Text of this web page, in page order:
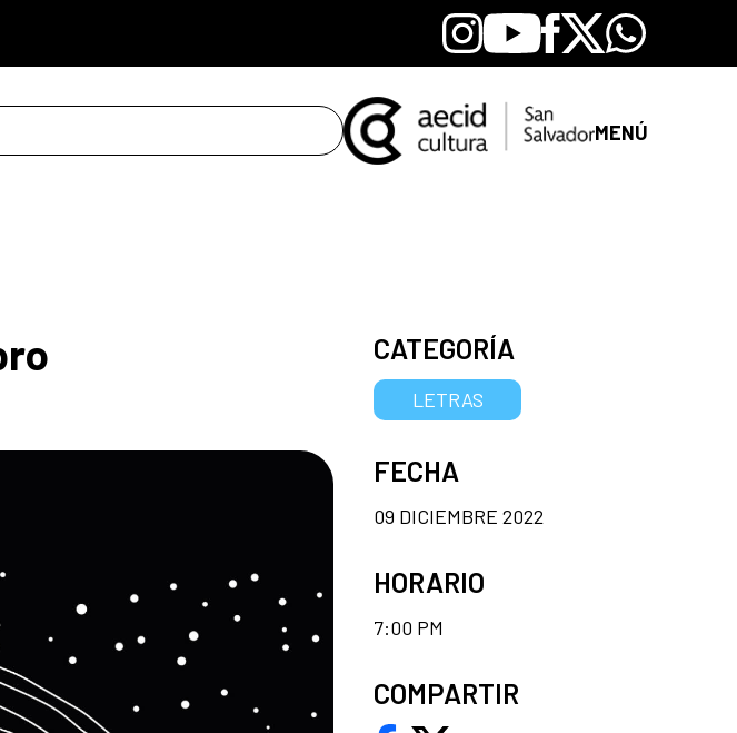
Instagram
YoutubeFacebook
X Whatsapp
MENÚ
CATEGORÍA
LETRAS
FECHA
09 DICIEMBRE 2022
HORARIO
7:00 PM
COMPARTIR